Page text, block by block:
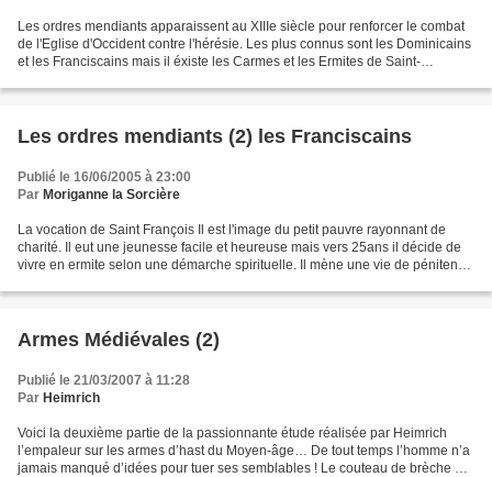
Les ordres mendiants apparaissent au XIIIe siècle pour renforcer le combat
de l'Eglise d'Occident contre l'hérésie. Les plus connus sont les Dominicains
et les Franciscains mais il éxiste les Carmes et les Ermites de Saint-
Les ordres mendiants (2) les Franciscains
Publié le 16/06/2005 à 23:00
Par Moriganne la Sorcière
La vocation de Saint François Il est l'image du petit pauvre rayonnant de
charité. Il eut une jeunesse facile et heureuse mais vers 25ans il décide de
vivre en ermite selon une démarche spirituelle. Il mène une vie de pénitence
Armes Médiévales (2)
Publié le 21/03/2007 à 11:28
Par Heimrich
Voici la deuxième partie de la passionnante étude réalisée par Heimrich
l’empaleur sur les armes d’hast du Moyen-âge… De tout temps l’homme n’a
jamais manqué d’idées pour tuer ses semblables ! Le couteau de brèche Le